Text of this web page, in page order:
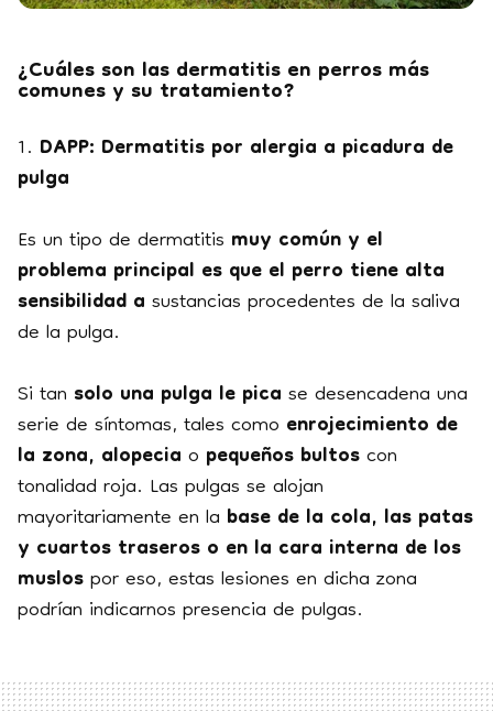
¿Cuáles son las dermatitis en perros más
comunes y su tratamiento?
1. DAPP: Dermatitis por alergia a picadura de
pulga
Es un tipo de dermatitismuy común y el
problema principal es que el perro tiene alta
sensibilidad asustancias procedentes de la saliva
de la pulga.
Si tansolo una pulga le picase desencadena una
serie de síntomas, tales comoenrojecimiento de
la zona, alopeciaopequeños bultoscon
tonalidad roja. Las pulgas se alojan
mayoritariamente en labase de la cola, las patas
y cuartos traseros o en la cara interna de los
muslospor eso, estas lesiones en dicha zona
podrían indicarnos presencia de pulgas.